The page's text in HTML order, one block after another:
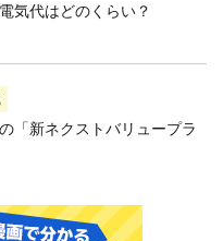
気代はどのくらい？
「新ネクストバリュープラ